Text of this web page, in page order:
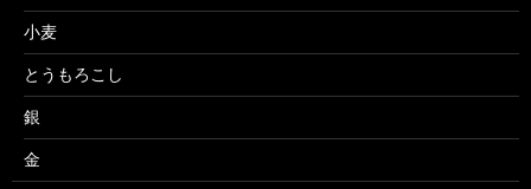
小麦
とうもろこし
銀
金